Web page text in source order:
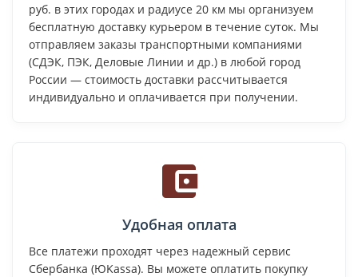
руб. в этих городах и радиусе 20 км мы организуем
бесплатную доставку курьером в течение суток. Мы
отправляем заказы транспортными компаниями
(СДЭК, ПЭК, Деловые Линии и др.) в любой город
России — стоимость доставки рассчитывается
индивидуально и оплачивается при получении.
Удобная оплата
Все платежи проходят через надежный сервис
Сбербанка (ЮKassa). Вы можете оплатить покупку